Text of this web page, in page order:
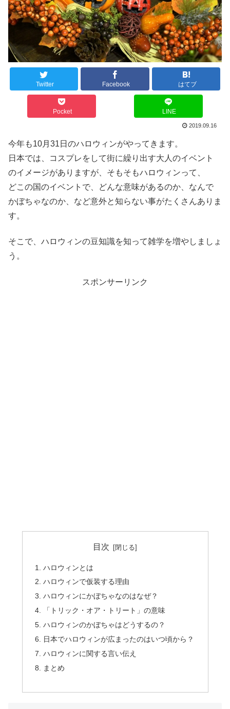
Twitter Facebook はてブ
Pocket LINE
2019.09.16
今年も10月31日のハロウィンがやってきます。
日本では、コスプレをして街に繰り出す大人のイベント
のイメージがありますが、そもそもハロウィンって、
どこの国のイベントで、どんな意味があるのか、なんで
かぼちゃなのか、など意外と知らない事がたくさんありま
す。
そこで、ハロウィンの豆知識を知って雑学を増やしましょ
う。
スポンサーリンク
目次
ハロウィンとは
ハロウィンで仮装する理由
ハロウィンにかぼちゃなのはなぜ？
「トリック・オア・トリート」の意味
ハロウィンのかぼちゃはどうするの？
日本でハロウィンが広まったのはいつ頃から？
ハロウィンに関する言い伝え
まとめ